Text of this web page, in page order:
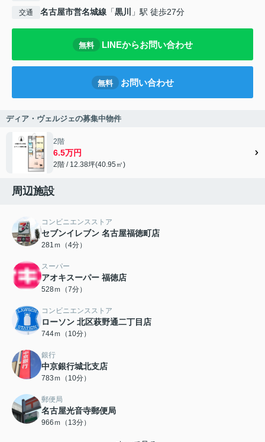
交通 名古屋市営名城線 「黒川 」駅 徒歩27分
無料 LINEからお問い合わせ
無料 お問い合わせ
ディア・ヴェルジェの募集中物件
2階
6.5万円
2階 / 12.38坪(40.95㎡)
周辺施設
コンビニエンスストア
セブンイレブン 名古屋福徳町店
281ｍ（4分）
スーパー
アオキスーパー 福徳店
528ｍ（7分）
コンビニエンスストア
ローソン 北区萩野通二丁目店
744ｍ（10分）
銀行
中京銀行城北支店
783ｍ（10分）
郵便局
名古屋光音寺郵便局
966ｍ（13分）